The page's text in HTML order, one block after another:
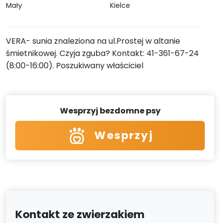
Mały Kielce
VERA- sunia znaleziona na ul.Prostej w altanie
śmietnikowej. Czyja zguba? Kontakt: 41-361-67-24
(8:00-16:00). Poszukiwany właściciel
Wesprzyj bezdomne psy
Wesprzyj
Kontakt ze zwierzakiem